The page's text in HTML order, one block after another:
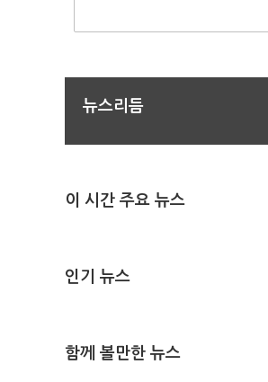
뉴스리듬
이 시간 주요 뉴스
인기 뉴스
함께 볼만한 뉴스